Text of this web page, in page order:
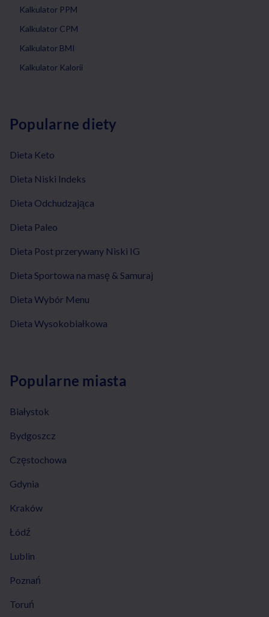
Kalkulator PPM
Kalkulator CPM
Kalkulator BMI
Kalkulator Kalorii
Popularne diety
Dieta Keto
Dieta Niski Indeks
Dieta Odchudzająca
Dieta Paleo
Dieta Post przerywany Niski IG
Dieta Sportowa na masę & Samuraj
Dieta Wybór Menu
Dieta Wysokobiałkowa
Popularne miasta
Białystok
Bydgoszcz
Częstochowa
Gdynia
Kraków
Łódź
Lublin
Poznań
Toruń